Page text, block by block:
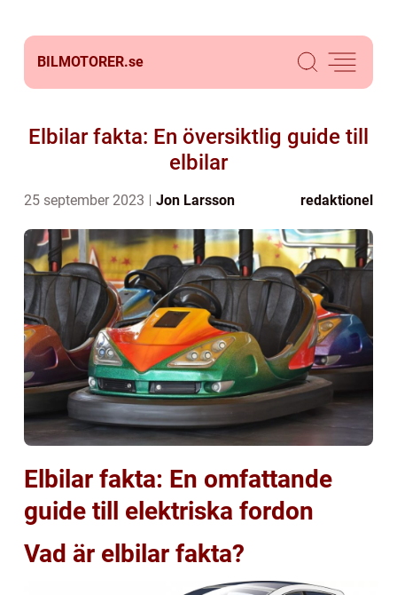
BILMOTORER.se
Elbilar fakta: En översiktlig guide till
elbilar
25 september 2023 Jon Larsson redaktionel
Elbilar fakta: En omfattande
guide till elektriska fordon
Vad är elbilar fakta?